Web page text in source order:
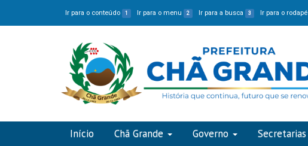
Ir para o conteúdo 1 Ir para o menu 2 Ir para a busca 3 Ir para o rodapé
Início Chã Grande Governo Secretarias